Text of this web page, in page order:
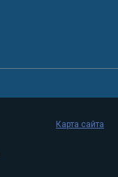
Карта сайта